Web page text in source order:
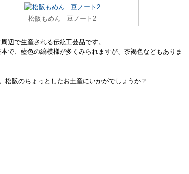
松阪もめん 豆ノート2
辺で生産される伝統工芸品です。
で、藍色の縞模様が多くみられますが、茶褐色などもありま
松阪のちょっとしたお土産にいかがでしょうか？